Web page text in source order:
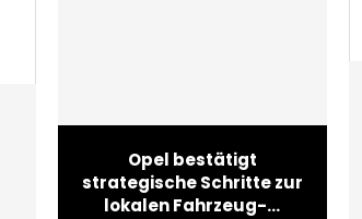
Opel bestätigt
strategische Schritte zur
lokalen Fahrzeug-...